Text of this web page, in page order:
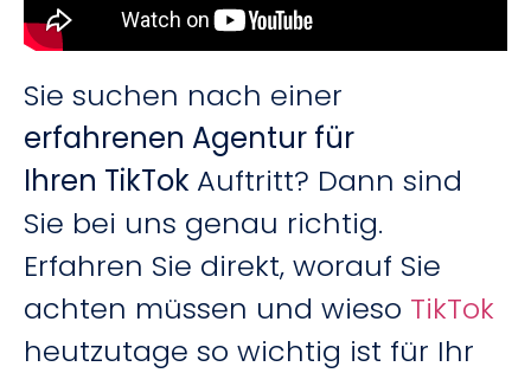
Sie suchen nach einer
erfahrenen Agentur für
Ihren TikTok Auftritt? Dann sind
Sie bei uns genau richtig.
Erfahren Sie direkt, worauf Sie
achten müssen und wieso TikTok
heutzutage so wichtig ist für Ihr